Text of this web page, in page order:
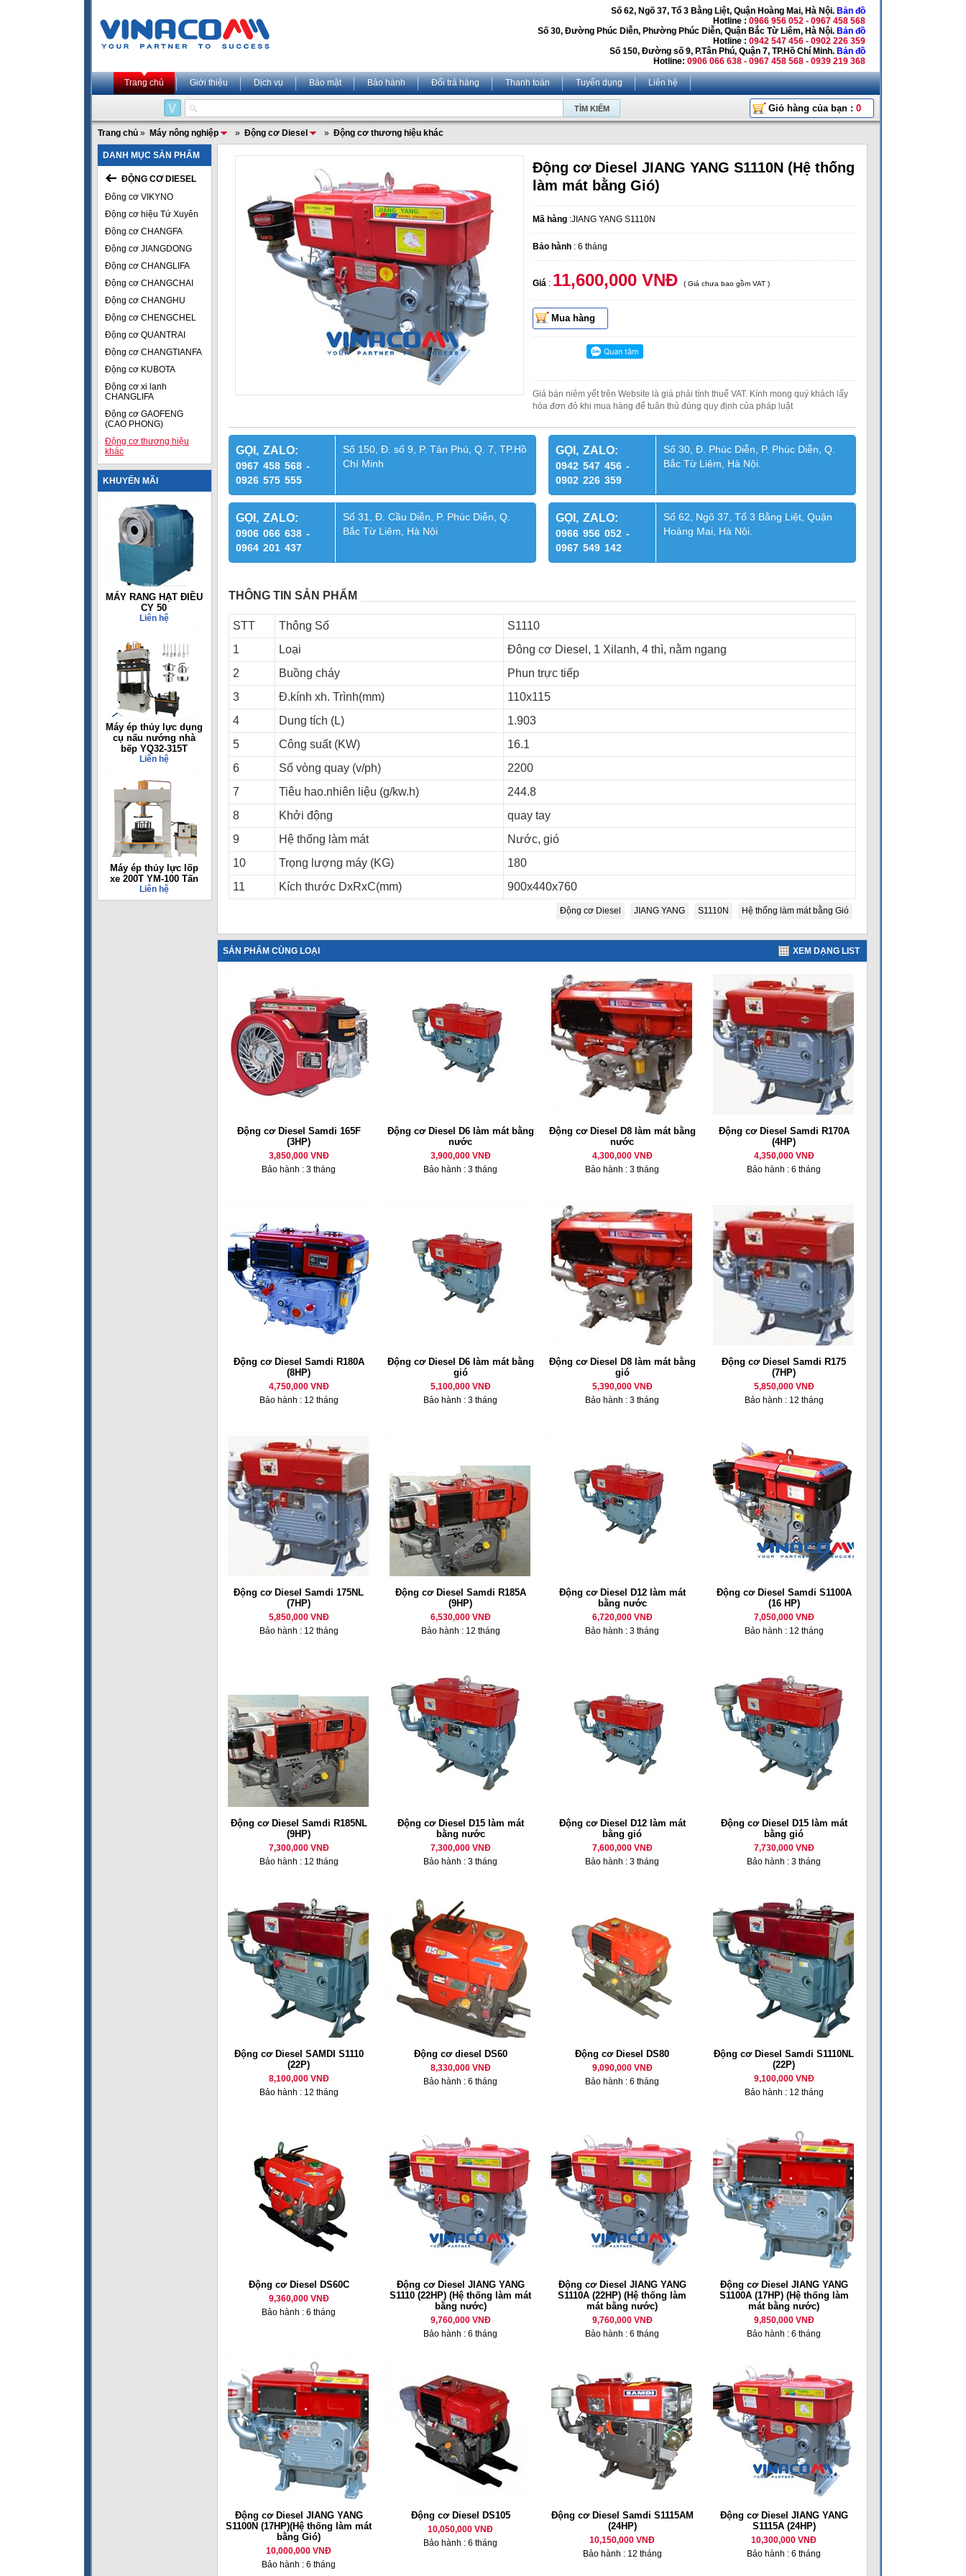
Số 62, Ngõ 37, Tổ 3 Bằng Liệt, Quận Hoàng Mai, Hà Nội. Bản đồ
Hotline : 0966 956 052 - 0967 458 568
Số 30, Đường Phúc Diễn, Phường Phúc Diễn, Quận Bắc Từ Liêm, Hà Nội. Bản đồ
Hotline : 0942 547 456 - 0902 226 359
Số 150, Đường số 9, P.Tân Phú, Quận 7, TP.Hồ Chí Minh. Bản đồ
Hotline: 0906 066 638 - 0967 458 568 - 0939 219 368
Trang chủ Giới thiệu Dịch vụ Bảo mật Bảo hành Đổi trả hàng Thanh toán Tuyển dụng Liên hệ
Giỏ hàng của bạn : 0
Trang chủ » Máy nông nghiệp » Động cơ Diesel » Động cơ thương hiệu khác
DANH MỤC SẢN PHẨM
ĐỘNG CƠ DIESEL
Đông cơ VIKYNO
Động cơ hiệu Tứ Xuyên
Động cơ CHANGFA
Động cơ JIANGDONG
Động cơ CHANGLIFA
Động cơ CHANGCHAI
Động cơ CHANGHU
Động cơ CHENGCHEL
Động cơ QUANTRAI
Động cơ CHANGTIANFA
Động cơ KUBOTA
Động cơ xi lanh
CHANGLIFA
Động cơ GAOFENG
(CAO PHONG)
Động cơ thương hiệu
khác
KHUYẾN MÃI
MÁY RANG HẠT ĐIỀU
CY 50
Liên hệ
Máy ép thủy lực dụng
cụ nấu nướng nhà
bếp YQ32-315T
Liên hệ
Máy ép thủy lực lốp
xe 200T YM-100 Tấn
Liên hệ
Động cơ Diesel JIANG YANG S1110N (Hệ thống
làm mát bằng Gió)
Mã hàng :JIANG YANG S1110N
Bảo hành : 6 tháng
Giá : 11,600,000 VNĐ ( Giá chưa bao gồm VAT )
Mua hàng
Giá bán niêm yết trên Website là giá phải tính thuế VAT. Kính mong quý khách lấy
hóa đơn đỏ khi mua hàng để tuân thủ đúng quy định của pháp luật
GỌI, ZALO:
0967 458 568 -
0926 575 555
Số 150, Đ. số 9, P. Tân Phú, Q. 7, TP.Hồ
Chí Minh
GỌI, ZALO:
0942 547 456 -
0902 226 359
Số 30, Đ. Phúc Diễn, P. Phúc Diễn, Q.
Bắc Từ Liêm, Hà Nội.
GỌI, ZALO:
0906 066 638 -
0964 201 437
Số 31, Đ. Cầu Diễn, P. Phúc Diễn, Q.
Bắc Từ Liêm, Hà Nội
GỌI, ZALO:
0966 956 052 -
0967 549 142
Số 62, Ngõ 37, Tổ 3 Bằng Liệt, Quận
Hoàng Mai, Hà Nội.
THÔNG TIN SẢN PHẨM
STT Thông Số
S1110
1
Loại
Đông cơ Diesel, 1 Xilanh, 4 thì, nằm ngang
2
Buồng cháy
Phun trực tiếp
3
Đ.kính xh. Trình(mm)
110x115
4
Dung tích (L)
1.903
5
Công suất (KW)
16.1
6
Số vòng quay (v/ph)
2200
7
Tiêu hao.nhiên liệu (g/kw.h)
244.8
8
Khởi động
quay tay
9
Hệ thống làm mát
Nước, gió
10
Trọng lượng máy (KG)
180
11
Kích thước DxRxC(mm) 900x440x760
Động cơ Diesel JIANG YANG S1110N Hệ thống làm mát bằng Gió
SẢN PHẨM CÙNG LOẠI XEM DẠNG LIST
Động cơ Diesel Samdi 165F
(3HP)
3,850,000 VNĐ
Bảo hành : 3 tháng
Động cơ Diesel D6 làm mát bằng
nước
3,900,000 VNĐ
Bảo hành : 3 tháng
Động cơ Diesel D8 làm mát bằng
nước
4,300,000 VNĐ
Bảo hành : 3 tháng
Động cơ Diesel Samdi R170A
(4HP)
4,350,000 VNĐ
Bảo hành : 6 tháng
Động cơ Diesel Samdi R180A
(8HP)
4,750,000 VNĐ
Bảo hành : 12 tháng
Động cơ Diesel D6 làm mát bằng
gió
5,100,000 VNĐ
Bảo hành : 3 tháng
Động cơ Diesel D8 làm mát bằng
gió
5,390,000 VNĐ
Bảo hành : 3 tháng
Động cơ Diesel Samdi R175
(7HP)
5,850,000 VNĐ
Bảo hành : 12 tháng
Động cơ Diesel Samdi 175NL
(7HP)
5,850,000 VNĐ
Bảo hành : 12 tháng
Động cơ Diesel Samdi R185A
(9HP)
6,530,000 VNĐ
Bảo hành : 12 tháng
Động cơ Diesel D12 làm mát
bằng nước
6,720,000 VNĐ
Bảo hành : 3 tháng
Động cơ Diesel Samdi S1100A
(16 HP)
7,050,000 VNĐ
Bảo hành : 12 tháng
Động cơ Diesel Samdi R185NL
(9HP)
7,300,000 VNĐ
Bảo hành : 12 tháng
Động cơ Diesel D15 làm mát
bằng nước
7,300,000 VNĐ
Bảo hành : 3 tháng
Động cơ Diesel D12 làm mát
bằng gió
7,600,000 VNĐ
Bảo hành : 3 tháng
Động cơ Diesel D15 làm mát
bằng gió
7,730,000 VNĐ
Bảo hành : 3 tháng
Động cơ Diesel SAMDI S1110
(22P)
8,100,000 VNĐ
Bảo hành : 12 tháng
Động cơ diesel DS60
8,330,000 VNĐ
Bảo hành : 6 tháng
Động cơ Diesel DS80
9,090,000 VNĐ
Bảo hành : 6 tháng
Động cơ Diesel Samdi S1110NL
(22P)
9,100,000 VNĐ
Bảo hành : 12 tháng
Động cơ Diesel DS60C
9,360,000 VNĐ
Bảo hành : 6 tháng
Động cơ Diesel JIANG YANG
S1110 (22HP) (Hệ thống làm mát
bằng nước)
9,760,000 VNĐ
Bảo hành : 6 tháng
Động cơ Diesel JIANG YANG
S1110A (22HP) (Hệ thống làm
mát bằng nước)
9,760,000 VNĐ
Bảo hành : 6 tháng
Động cơ Diesel JIANG YANG
S1100A (17HP) (Hệ thống làm
mát bằng nước)
9,850,000 VNĐ
Bảo hành : 6 tháng
Động cơ Diesel JIANG YANG
S1100N (17HP)(Hệ thống làm mát
bằng Gió)
10,000,000 VNĐ
Bảo hành : 6 tháng
Động cơ Diesel DS105
10,050,000 VNĐ
Bảo hành : 6 tháng
Động cơ Diesel Samdi S1115AM
(24HP)
10,150,000 VNĐ
Bảo hành : 12 tháng
Động cơ Diesel JIANG YANG
S1115A (24HP)
10,300,000 VNĐ
Bảo hành : 6 tháng